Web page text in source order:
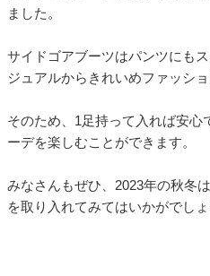
ました。
サイドゴアブーツはパンツにも
ジュアルからきれいめファッシ
そのため、1足持って入れば安心
ーデを楽しむことができます。
みなさんもぜひ、2023年の秋冬
を取り入れてみてはいかがでし